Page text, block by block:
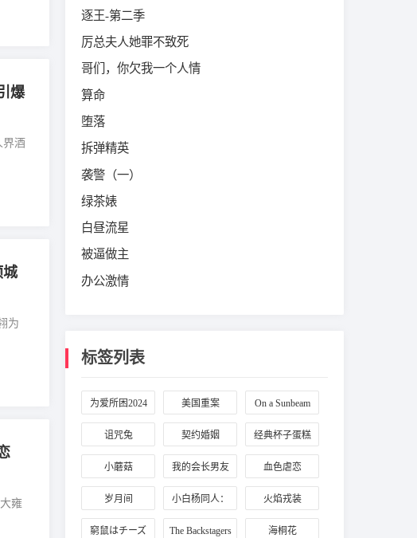
爆
界酒
城
为
逐王-第二季
厉总夫人她罪不致死
哥们，你欠我一个人情
算命
堕落
拆弹精英
袭警（一）
绿茶婊
白昼流星
被逼做主
办公激情
标签列表
为爱所困2024 美国重案 On a Sunbeam
诅咒兔 契约婚姻 经典杯子蛋糕
小蘑菇 我的会长男友 血色虐恋
岁月间 小白杨同人： 火焰戎装
窮鼠はチーズ The Backstagers 海桐花